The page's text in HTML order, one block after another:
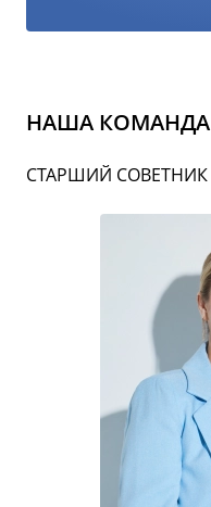
НАША КОМАНДА
СТАРШИЙ СОВЕТНИК